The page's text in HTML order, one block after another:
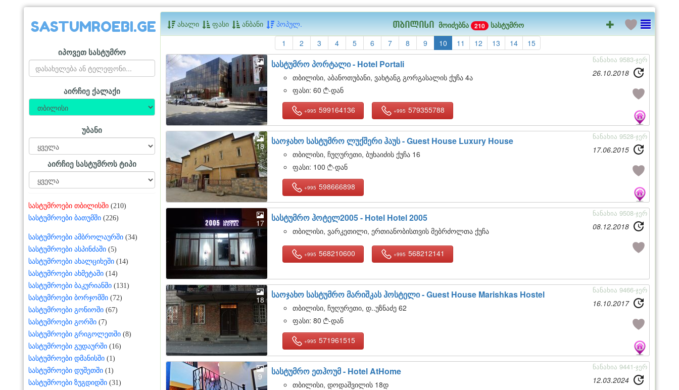
SASTUMROEBI.GE
იპოვეთ სასტუმრო
აირჩიე ქალაქი
უბანი
აირჩიე სასტუმროს ტიპი
სასტუმროები თბილისში (210)
სასტუმროები ბათუმში (226)
სასტუმროები ამბროლაურში (34)
სასტუმროები ასპინძაში (5)
სასტუმროები ახალციხეში (14)
სასტუმროები ახმეტაში (14)
სასტუმროები ბაკურიანში (131)
სასტუმროები ბორჯომში (72)
სასტუმროები გონიოში (67)
სასტუმროები გორში (7)
სასტუმროები გრიგოლეთში (8)
სასტუმროები გუდაურში (16)
სასტუმროები დმანისში (1)
სასტუმროები დუშეთში (1)
სასტუმროები ზუგდიდში (31)
ახალი ფასი ანბანი პოპულ. თბილისი მოიძებნა 210 სასტუმრო
1
2 3 4 5 6 7 8 9 10 11 12 13 14 15
7 სასტუმრო პორტალი - Hotel Portali ნანახია 9583-ჯერ
თბილისი, აბანოთუბანი, ვახტანგ გორგასალის ქუჩა 4ა
ფასი: 60 -დან
26.10.2018
+995 599164136 +995 579355788
18 საოჯახო სასტუმრო ლუქშერი ჰაუს -Guest House Luxury House ნანახია 9528-ჯერ
თბილისი, ჩუღურეთი, ბუხაიძის ქუჩა 16
ფასი: 100 -დან
17.06.2015
+995 598666898
17 სასტუმრო ჰოტელ2005 - Hotel Hotel 2005 ნანახია 9508-ჯერ
თბილისი, ვარკეთილი, ერთიანობისთვის მებრძოლთა ქუჩა 08.12.2018
+995 568210600 +995 568212141
18 საოჯახო სასტუმრო მარიშკას ჰოსტელი -Guest House Marishkas Hostel ნანახია 9466-ჯერ
თბილისი, ჩუღურეთი, დ..უზნაძე 62
ფასი: 80 -დან
16.10.2017
+995 571961515
9 სასტუმრო ეთჰოუმ - Hotel AtHome ნანახია 9441-ჯერ
თბილისი, დოდაშვილის 18დ 12.03.2024